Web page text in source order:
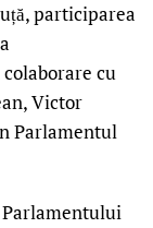
participarea
cu
Victor
Parlamentul